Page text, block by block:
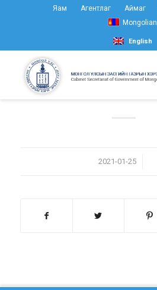
Яам Агентлаг Аймаг
Mongolian
English
2021-01-25
/